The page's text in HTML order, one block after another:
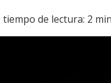
tiempo de lectura: 2